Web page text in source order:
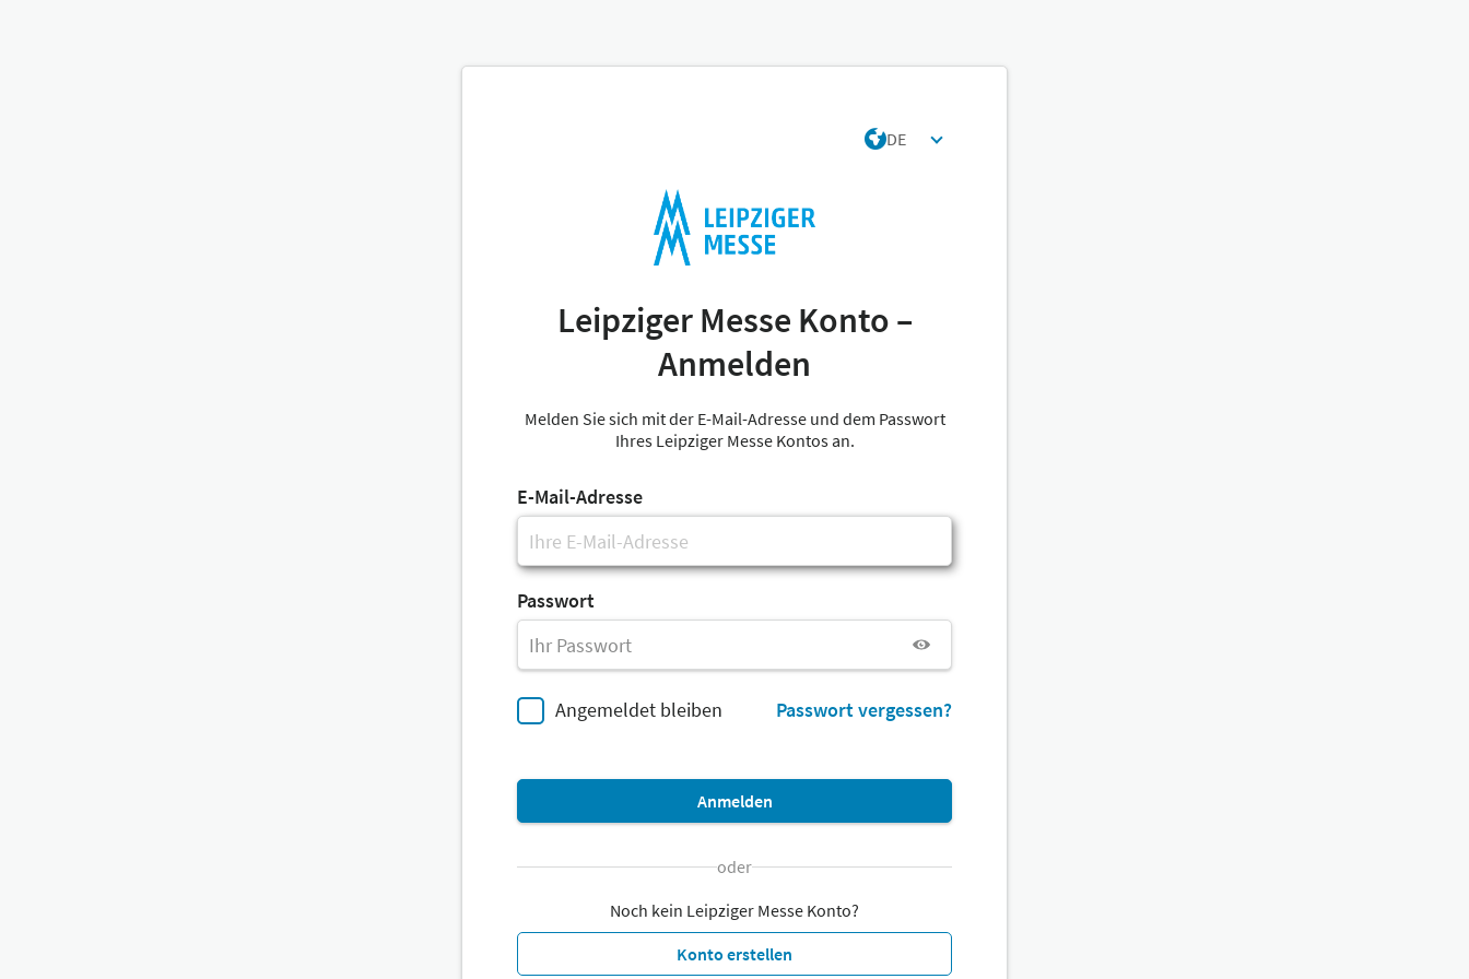
DE
Leipziger Messe Konto –
Anmelden
Melden Sie sich mit der E-Mail-Adresse und dem Passwort
Ihres Leipziger Messe Kontos an.
E-Mail-Adresse
Passwort
Angemeldet bleiben Passwort vergessen?
Anmelden
oder
Noch kein Leipziger Messe Konto?
Konto erstellen